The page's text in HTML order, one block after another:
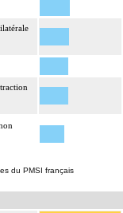
du PMSI français